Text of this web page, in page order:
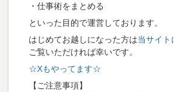
・仕事術をまとめる
といった目的で運営しております。
はじめてお越しになった方は当サイト
ご覧いただければ幸いです。
☆Xもやってます☆
【ご注意事項】